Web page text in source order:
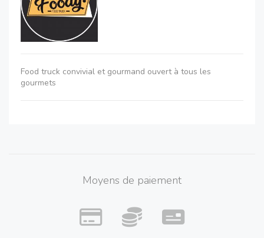
Food truck convivial et gourmand ouvert à tous les
gourmets
Moyens de paiement